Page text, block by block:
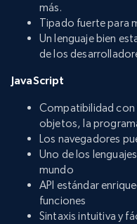
más.
Tipado fuerte para
Un lenguaje bien
de los
JavaScript
Compatibilidad con
objetos, la
Los navegadores
Uno de los
mundo
API estándar
funciones
Sintaxis intuitiva y